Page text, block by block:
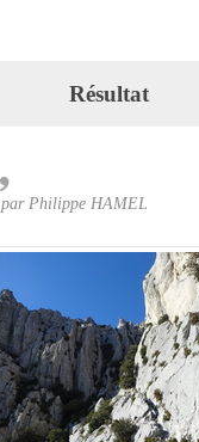
Résultat
par Philippe HAMEL